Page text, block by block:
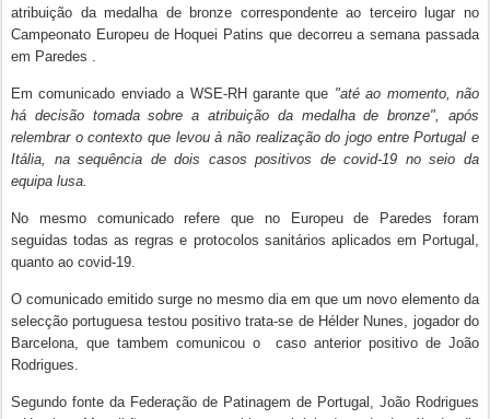
atribuição da medalha de bronze correspondente ao terceiro lugar no
Campeonato Europeu de Hoquei Patins que decorreu a semana passada
em Paredes .
Em comunicado enviado a WSE-RH garante que "até ao momento, não
há decisão tomada sobre a atribuição da medalha de bronze", após
relembrar o contexto que levou à não realização do jogo entre Portugal e
Itália, na sequência de dois casos positivos de covid-19 no seio da
equipa lusa.
No mesmo comunicado refere que no Europeu de Paredes foram
seguidas todas as regras e protocolos sanitários aplicados em Portugal,
quanto ao covid-19.
O comunicado emitido surge no mesmo dia em que um novo elemento da
selecção portuguesa testou positivo trata-se de Hélder Nunes, jogador do
Barcelona, que tambem comunicou o caso anterior positivo de João
Rodrigues.
Segundo fonte da Federação de Patinagem de Portugal, João Rodrigues